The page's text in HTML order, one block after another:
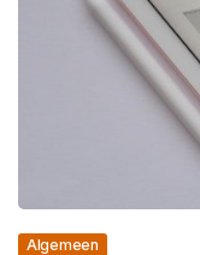
Algemeen